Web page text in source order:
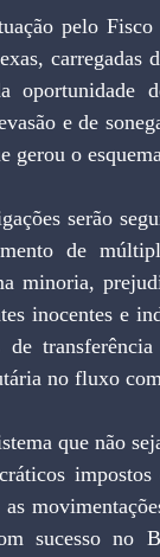
carregadas
oportunidade
e de
o
de
minoria,
inocentes e
no fluxo
sucesso no